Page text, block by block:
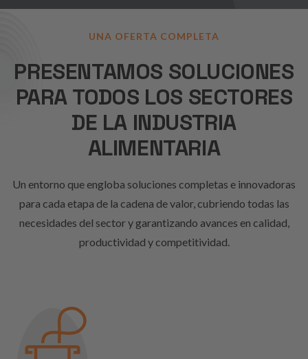
UNA OFERTA COMPLETA
PRESENTAMOS SOLUCIONES
PARA TODOS LOS SECTORES
DE LA INDUSTRIA
ALIMENTARIA
Un entorno que engloba soluciones completas e innovadoras
para cada etapa de la cadena de valor, cubriendo todas las
necesidades del sector y garantizando avances en calidad,
productividad y competitividad.